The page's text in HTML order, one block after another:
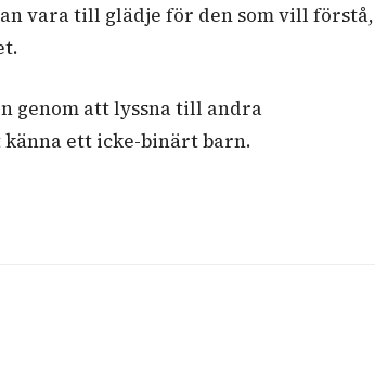
vara till glädje för den som vill förstå,
genom att lyssna till andra
ett icke-binärt barn.